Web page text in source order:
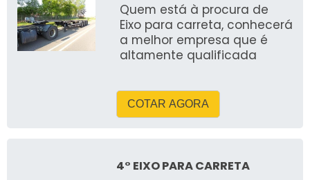
Quem está à procura de
Eixo para carreta, conhecerá
a melhor empresa que é
altamente qualificada
COTAR AGORA
4° EIXO PARA CARRETA